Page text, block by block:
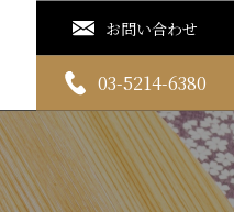
お問い合わせ
03-5214-6380